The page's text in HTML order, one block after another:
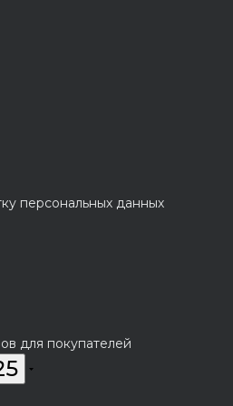
персональных данных
для покупателей